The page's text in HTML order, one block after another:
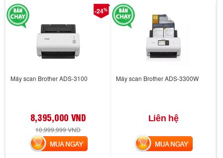
-24%
Máy scan Brother ADS-3100
8,395,000 VND
10,999,999 VND
MUA NGAY
Máy scan Brother ADS-3300W
Liên hệ
MUA NGAY